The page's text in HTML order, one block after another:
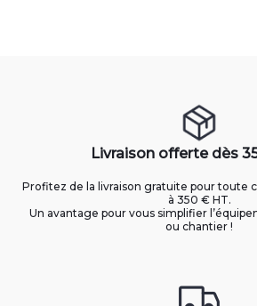
Livraison offerte dès
Profitez de la livraison gratuite pour toute
à 350 € HT.
Un avantage pour vous simplifier
ou chantier !